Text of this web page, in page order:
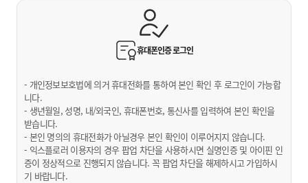
휴대폰인증로그인
- 개인정보보호법에 의거 휴대전화를 통하여 본인 확인 후 로그인이 가능합
니다.
- 생년월일, 성명, 내/외국인, 휴대폰번호, 통신사를 입력하여 본인 확인을
받습니다.
- 본인 명의의 휴대전화가 아닐경우 본인 확인이 이루어지지 않습니다.
- 익스플로러 이용자의 경우 팝업 차단을 사용하시면 실명인증 및 아이핀 인
증이 정상적으로 진행되지 않습니다. 꼭 팝업 차단을 해제하시고 가입하시
기 바랍니다.